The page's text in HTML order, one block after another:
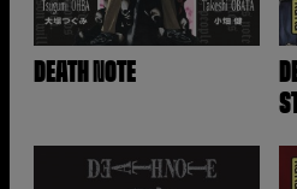
DEATH NOTE